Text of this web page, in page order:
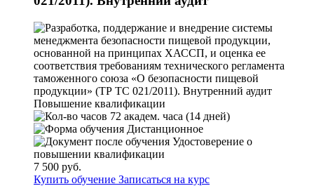
Повышение квалификации
72 академ. часа (14 дней)
Дистанционное
Удостоверение о
повышении квалификации
7 500 руб.
Купить обучение Записаться на курс